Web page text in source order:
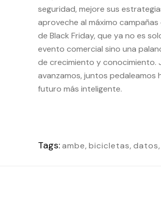
seguridad, mejore sus
aproveche al máximo campañas
de Black Friday, que ya no es
evento comercial sino una
de crecimiento y conocimiento.
avanzamos, juntos pedaleamos
futuro más inteligente.
Tags:ambe, bicicletas, datos,